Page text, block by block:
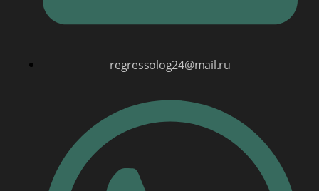
regressolog24@mail.ru